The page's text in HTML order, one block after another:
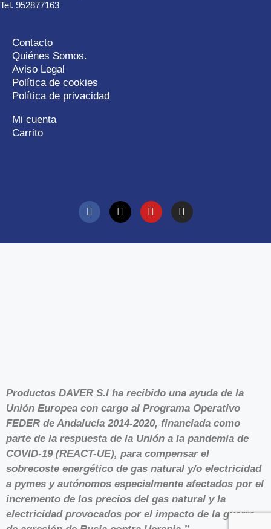
Tel. 952877163
Contacto
Quiénes Somos.
Aviso Legal
Política de cookies
Política de privacidad
Mi cuenta
Carrito
Productos DAVER S.l ha recibido una ayuda de la
Unión Europea con cargo al Programa Operativo
FEDER de Andalucía 2014-2020, financiada como
parte de la respuesta de la Unión a la pandemia de
COVID-19 (REACT-UE), para compensar el
sobrecoste energético de gas natural y/o electricidad
a pymes y autónomos especialmente afectados por el
incremento de los precios del gas natural y la
electricidad provocados por el impacto de la guerra